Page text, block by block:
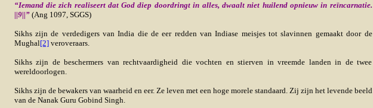
“Iemand die zich realiseert dat God diep doordringt in alles, dwaalt niet huilend opnieuw in reïncarnatie.
||9||”(Ang 1097, SGGS)
Sikhs zijn de verdedigers van India die de eer redden van Indiase meisjes tot slavinnen gemaakt door de
Mughal[2]veroveraars.
Sikhs zijn de beschermers van rechtvaardigheid die vochten en stierven in vreemde landen in de twee
wereldoorlogen.
Sikhs zijn de bewakers van waarheid en eer. Ze leven met een hoge morele standaard. Zij zijn het levende beeld
van de Nanak Guru Gobind Singh.